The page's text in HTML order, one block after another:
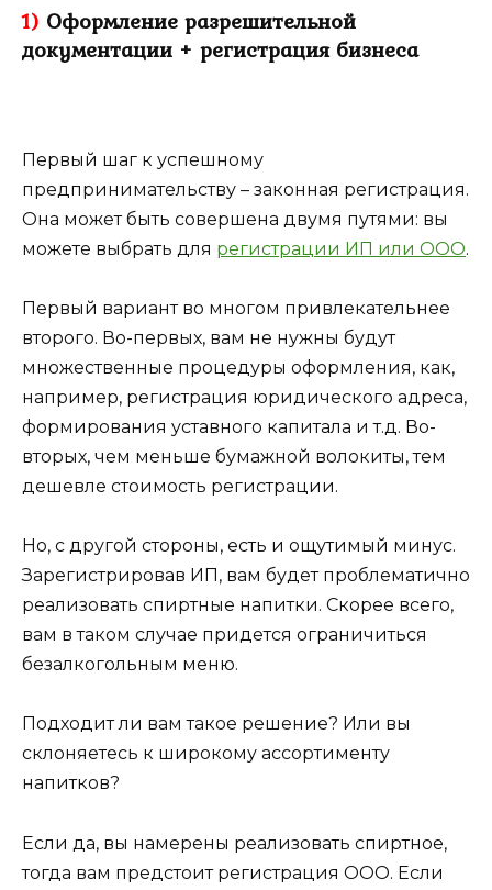
1) Оформление разрешительной
документации + регистрация бизнеса
Первый шаг к успешному
предпринимательству – законная регистрация.
Она может быть совершена двумя путями: вы
можете выбрать для регистрации ИП или ООО.
Первый вариант во многом привлекательнее
второго. Во-первых, вам не нужны будут
множественные процедуры оформления, как,
например, регистрация юридического адреса,
формирования уставного капитала и т.д. Во-
вторых, чем меньше бумажной волокиты, тем
дешевле стоимость регистрации.
Но, с другой стороны, есть и ощутимый минус.
Зарегистрировав ИП, вам будет проблематично
реализовать спиртные напитки. Скорее всего,
вам в таком случае придется ограничиться
безалкогольным меню.
Подходит ли вам такое решение? Или вы
склоняетесь к широкому ассортименту
напитков?
Если да, вы намерены реализовать спиртное,
тогда вам предстоит регистрация ООО. Если